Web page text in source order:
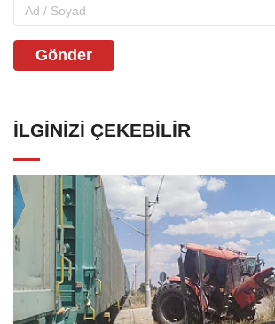
Gönder
İLGINIZI ÇEKEBILIR